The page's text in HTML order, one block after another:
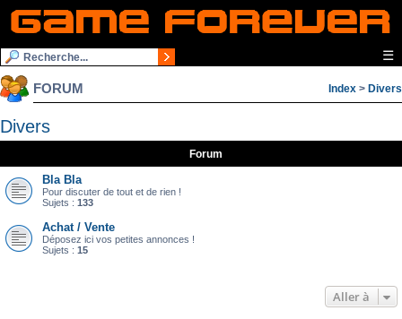
☰
FORUM Index > Divers
Divers
Forum
Bla Bla
Pour discuter de tout et de rien !
Sujets : 133
Achat / Vente
Déposez ici vos petites annonces !
Sujets : 15
Aller à